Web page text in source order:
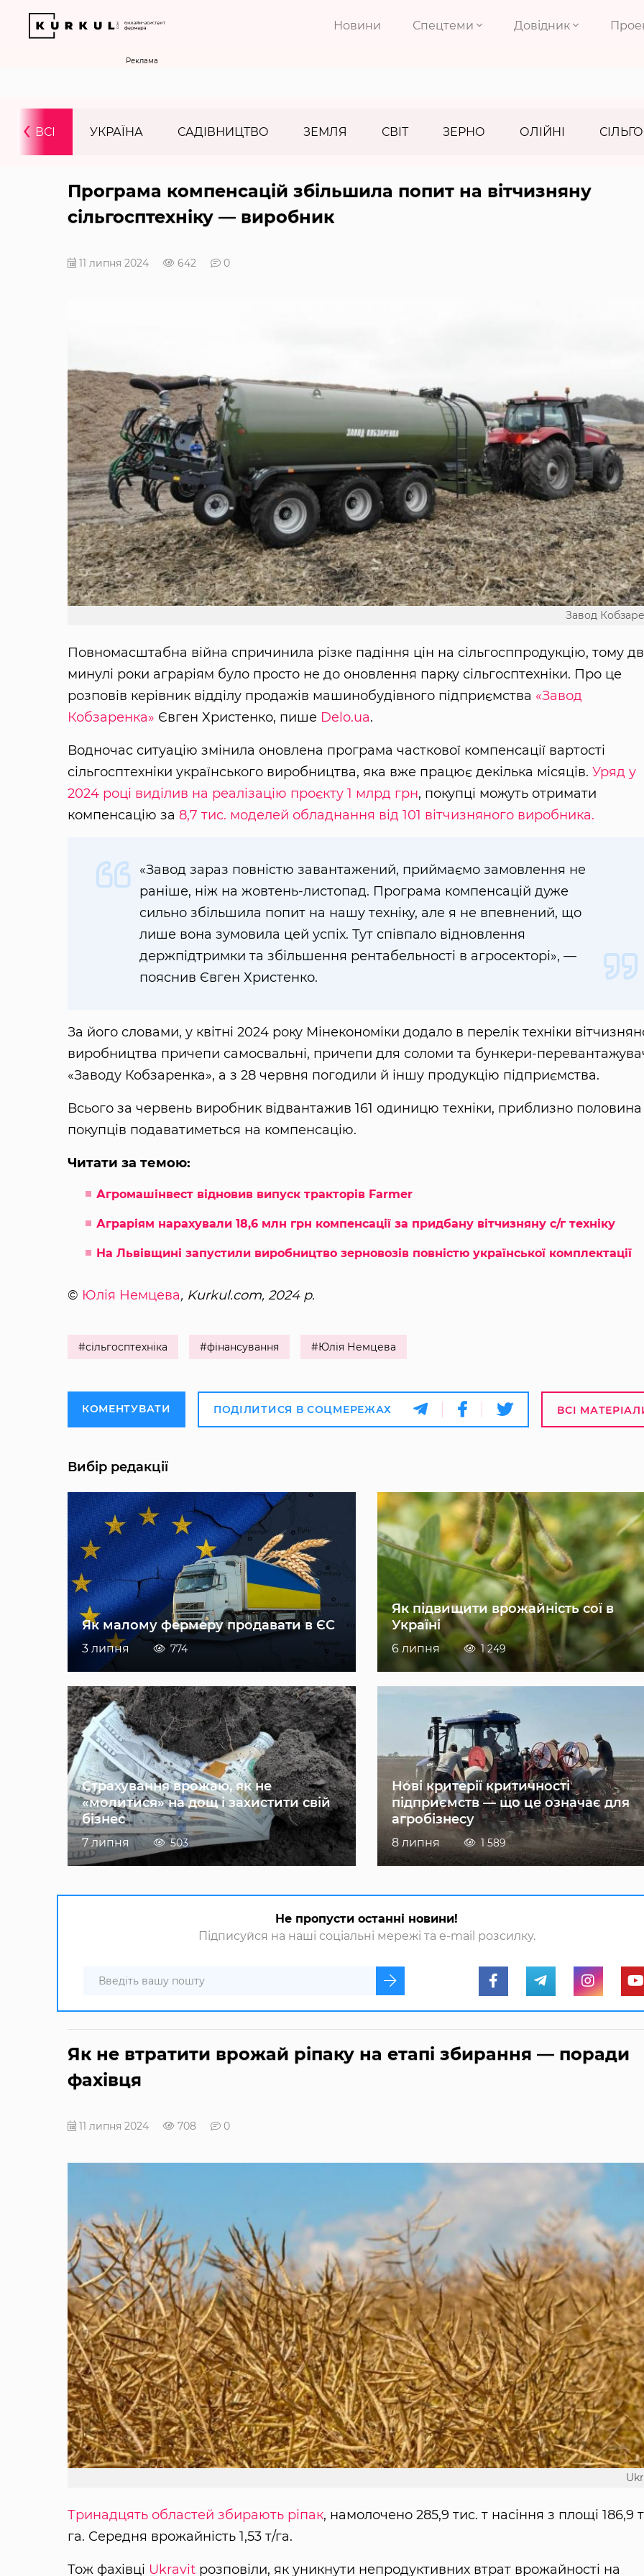
Новини Спецтеми Довідник
Реклама
ВСІ УКРАЇНА САДІВНИЦТВО ЗЕМЛЯ СВІТ ЗЕРНО ОЛІЙНІ
‹
Програма компенсацій збільшила попит на вітчизняну
сільгосптехніку — виробник
11 липня 2024 642 0
Завод
Повномасштабна війна спричинила різке падіння цін на сільгосппродукцію, тому
минулі роки аграріям було просто не до оновлення парку сільгосптехніки. Про це
розповів керівник відділу продажів машинобудівного підприємства «Завод
Кобзаренка» Євген Христенко, пише Delo.ua.
Водночас ситуацію змінила оновлена програма часткової компенсації вартості
сільгосптехніки українського виробництва, яка вже працює декілька місяців. Уряд у
2024 році виділив на реалізацію проєкту 1 млрд грн, покупці можуть отримати
компенсацію за 8,7 тис. моделей обладнання від 101 вітчизняного виробника.
«Завод зараз повністю завантажений, приймаємо замовлення не
раніше, ніж на жовтень-листопад. Програма компенсацій дуже
сильно збільшила попит на нашу техніку, але я не впевнений, що
лише вона зумовила цей успіх. Тут співпало відновлення
держпідтримки та збільшення рентабельності в агросекторі», —
пояснив Євген Христенко.
За його словами, у квітні 2024 року Мінекономіки додало в перелік техніки
виробництва причепи самосвальні, причепи для соломи та бункери-
«Заводу Кобзаренка», а з 28 червня погодили й іншу продукцію підприємства.
Всього за червень виробник відвантажив 161 одиницю техніки, приблизно половина
покупців подаватиметься на компенсацію.
Читати за темою:
Агромашінвест відновив випуск тракторів Farmer
Аграріям нарахували 18,6 млн грн компенсації за придбану вітчизняну с/г техніку
На Львівщині запустили виробництво зерновозів повністю української комплектації
© Юлія Немцева, Kurkul.com, 2024 р.
#сільгосптехніка #фінансування #Юлія Немцева
КОМЕНТУВАТИ ПОДІЛИТИСЯ В СОЦМЕРЕЖАХ ВСІ
Вибір редакції
Як малому фермеру продавати в ЄС
3 липня 774
Як підвищити врожайність сої в
Україні
6 липня 1 249
Страхування врожаю, як не
«молитися» на дощ і захистити свій
бізнес
7 липня 503
Нові критерії критичності
підприємств — що це означає для
агробізнесу
8 липня 1 589
Не пропусти останні новини!
Підписуйся на наші соціальні мережі та e-mail розсилку.
Як не втратити врожай ріпаку на етапі збирання — поради
фахівця
11 липня 2024 708 0
Тринадцять областей збирають ріпак, намолочено 285,9 тис. т насіння з площі 186,9
га. Середня врожайність 1,53 т/га.
Тож фахівці Ukravitрозповіли, як уникнути непродуктивних втрат врожайності на